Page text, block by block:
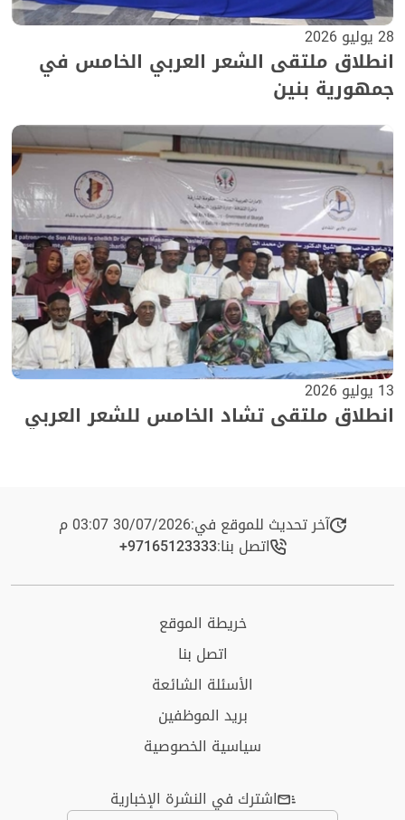
28 يوليو 2026
انطلاق ملتقى الشعر العربي الخامس في
جمهورية بنين
13 يوليو 2026
انطلاق ملتقى تشاد الخامس للشعر العربي
آخر تحديث للموقع في:30/07/2026 03:07 م
اتصل بنا:+97165123333​
خريطة الموقع
اتصل بنا
الأسئلة الشائعة
بريد الموظفين
سياسية الخصوصية
اشترك في النشرة الإخبارية